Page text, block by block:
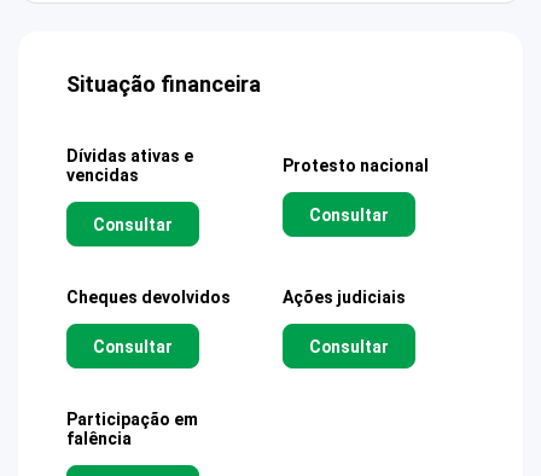
Situação financeira
Dívidas ativas e
vencidas
Consultar
Protesto nacional
Consultar
Cheques devolvidos
Consultar
Ações judiciais
Consultar
Participação em
falência